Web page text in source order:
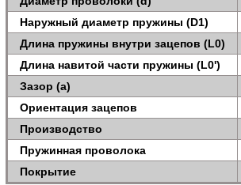
Наружный диаметр пружины (D1)
Длина пружины внутри зацепов (L0)
Длина навитой части пружины (L0')
Зазор (a)
Ориентация зацепов
Производство
Пружинная проволока
Покрытие